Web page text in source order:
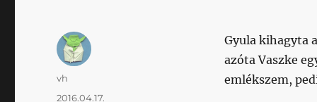
Gyula kihagyta
azóta Vaszke
emlékszem,
Szerző
vh
Közzétéve
2016.04.17.